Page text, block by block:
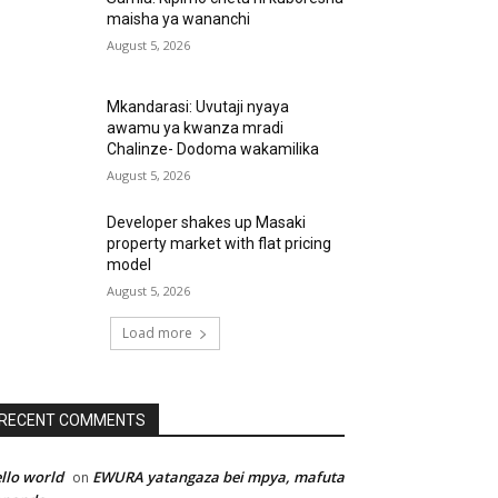
maisha ya wananchi
August 5, 2026
Mkandarasi: Uvutaji nyaya
awamu ya kwanza mradi
Chalinze- Dodoma wakamilika
August 5, 2026
Developer shakes up Masaki
property market with flat pricing
model
August 5, 2026
Load more
RECENT COMMENTS
world on EWURA yatangaza bei mpya, mafuta